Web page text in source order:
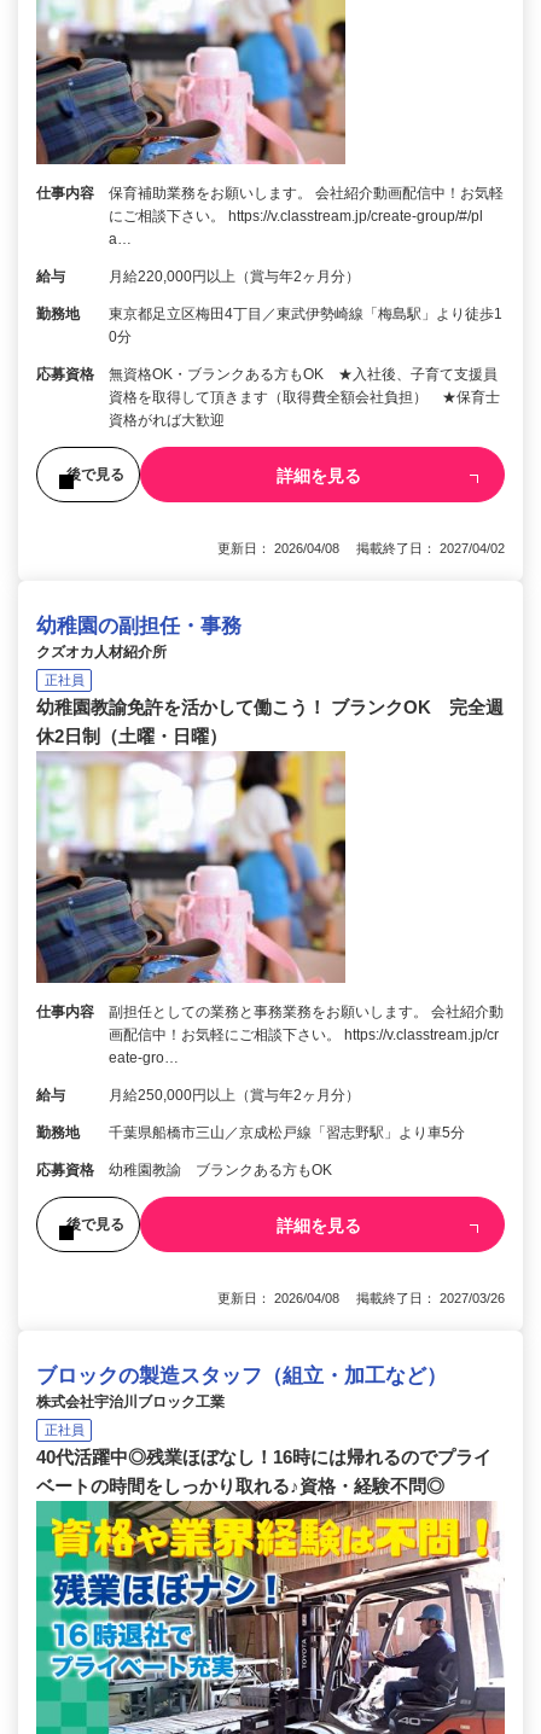
仕事内容
保育補助業務をお願いします。 会社紹介動画配信中！お気軽
にご相談下さい。 https://v.classtream.jp/create-group/#/pl
a…
給与 月給220,000円以上（賞与年2ヶ月分）
勤務地
東京都足立区梅田4丁目／東武伊勢崎線「梅島駅」より徒歩1
0分
応募資格
無資格OK・ブランクある方もOK ★入社後、子育て支援員
資格を取得して頂きます（取得費全額会社負担） ★保育士
資格がれば大歓迎
後で見る 詳細を見る
更新日： 2026/04/08 掲載終了日： 2027/04/02
幼稚園の副担任・事務
クズオカ人材紹介所
正社員
幼稚園教諭免許を活かして働こう！ ブランクOK 完全週
休2日制（土曜・日曜）
仕事内容
副担任としての業務と事務業務をお願いします。 会社紹介動
画配信中！お気軽にご相談下さい。 https://v.classtream.jp/cr
eate-gro…
給与 月給250,000円以上（賞与年2ヶ月分）
勤務地 千葉県船橋市三山／京成松戸線「習志野駅」より車5分
応募資格 幼稚園教諭 ブランクある方もOK
後で見る 詳細を見る
更新日： 2026/04/08 掲載終了日： 2027/03/26
ブロックの製造スタッフ（組立・加工など）
株式会社宇治川ブロック工業
正社員
40代活躍中◎残業ほぼなし！16時には帰れるのでプライ
ベートの時間をしっかり取れる♪資格・経験不問◎